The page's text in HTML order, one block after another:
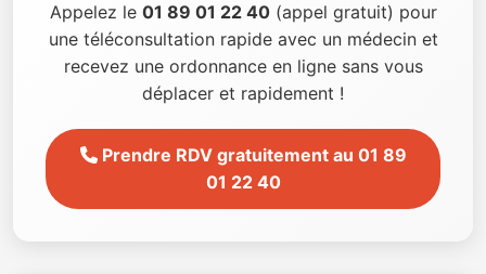
Appelez le 01 89 01 22 40(appel gratuit) pour
une téléconsultation rapide avec un médecin et
recevez une ordonnance en ligne sans vous
déplacer et rapidement !
Prendre RDV gratuitement au 01 89
01 22 40